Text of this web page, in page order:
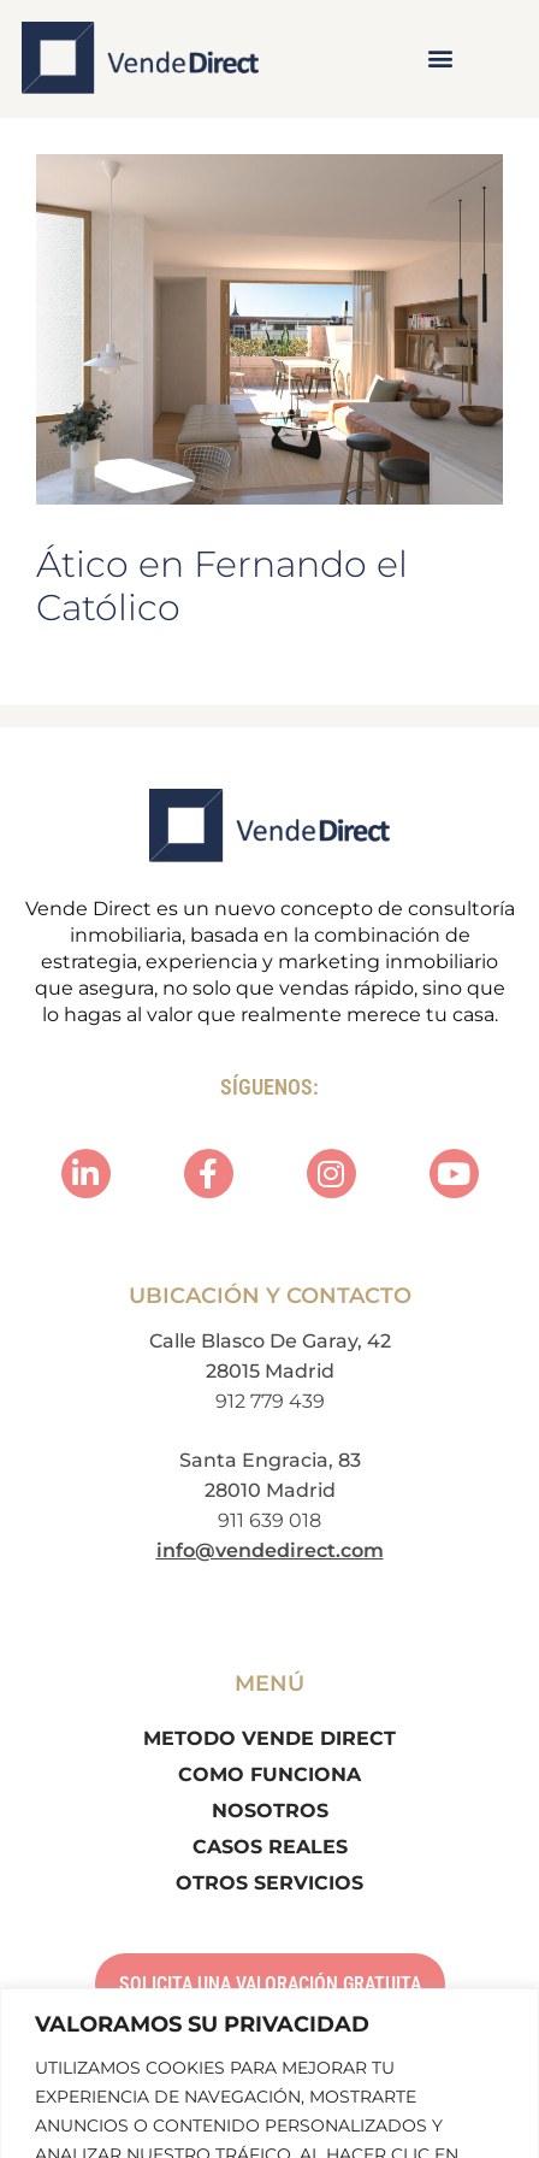
VALORAMOS SU PRIVACIDAD
UTILIZAMOS COOKIES PARA MEJORAR TU
EXPERIENCIA DE NAVEGACIÓN, MOSTRARTE
ANUNCIOS O CONTENIDO PERSONALIZADOS Y
Ático en Fernando el
Católico
Vende Direct es un nuevo concepto de consultoría
inmobiliaria, basada en la combinación de
estrategia, experiencia y marketing inmobiliario
que asegura, no solo que vendas rápido, sino que
lo hagas al valor que realmente merece tu casa.
SÍGUENOS:
UBICACIÓN Y CONTACTO
Calle Blasco De Garay, 42
28015 Madrid
912 779 439
Santa Engracia, 83
28010 Madrid
911 639 018
info@vendedirect.com
MENÚ
METODO VENDE DIRECT
COMO FUNCIONA
NOSOTROS
CASOS REALES
OTROS SERVICIOS
SOLICITA UNA VALORACIÓN GRATUITA
LLÁMANOS